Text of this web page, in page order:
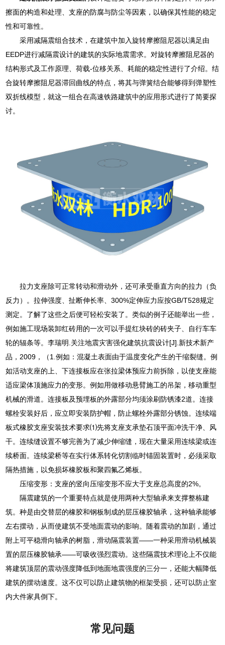
擦面的构造和处理、支座的防腐与防尘等因素，以确保其性能的稳定
性和可靠性。
采用减隔震组合技术，在建筑中加入旋转摩擦阻尼器以满足由
EEDP进行减隔震设计的建筑的实际地震需求。对旋转摩擦阻尼器的
结构形式及工作原理、荷载-位移关系、耗能的稳定性进行了介绍。结
合旋转摩擦阻尼器滞回曲线的特点，将其与弹簧结合能够得到弹塑性
双折线模型，就这一组合在高速铁路建筑中的应用形式进行了简要探
讨。
拉力支座除可正常转动和滑动外，还可承受垂直方向的拉力（负
反力）。拉伸强度、扯断伸长率、300%定伸应力应按GB/T528规定
测定。了解了这些之后便可轻松安装了。类似的例子还能举出一些，
例如施工现场装卸红砖用的一次可以手提红块砖的砖夹子、自行车车
轮的辐条等。李瑞明.关注地震灾害强化建筑抗震设计[J].新技术新产
品，2009，（1.例如：混凝土表面由于温度变化产生的干缩裂缝。例
如活动支座的上、下连接板应在张拉梁体预应力前拆除，以使支座能
适应梁体顶施应力的变形。例如用做移动悬臂施工的吊架，移动重型
机械的滑道。连接板及预埋板的外露部分均须涂刷防锈漆2道。连接
螺栓安装好后，应立即安装防护帽，防止螺栓外露部分锈蚀。连续端
板式橡胶支座安装技术要求⑴先将支座支承垫石顶平面冲洗干净、风
干。连续缝设置不够完善为了减少伸缩缝，现在大量采用连续梁或连
续桥面。连续梁桥等在实行体系转化切割临时锚固装置时，必须采取
隔热措施，以免损坏橡胶板和聚四氟乙烯板。
压缩变形：支座的竖向压缩变形不应大于支座总高度的2%。
隔震建筑的一个重要特点就是使用两种大型轴承来支撑整栋建
筑。种是由交替层的橡胶和钢板制成的层压橡胶轴承，这种轴承能够
左右摆动，从而使建筑不受地面震动的影响。随着震动的加剧，通过
附上可平稳滑向轴承的树脂，滑动隔震装置——一种采用滑动机械装
置的层压橡胶轴承——可吸收强烈震动。这些隔震技术理论上不仅能
将建筑顶层的震动强度降低到地面地震强度的三分一，还能大幅降低
建筑的摆动速度。这不仅可以防止建筑物的框架受损，还可以防止室
内大件家具倒下。
常见问题